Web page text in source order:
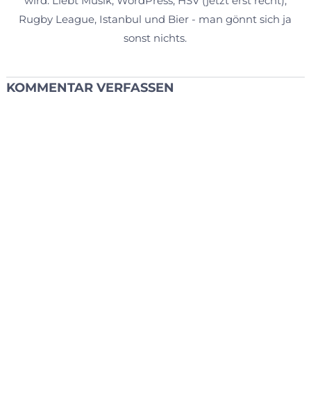
Rugby League, Istanbul und Bier - man gönnt sich ja
sonst nichts.
KOMMENTAR VERFASSEN